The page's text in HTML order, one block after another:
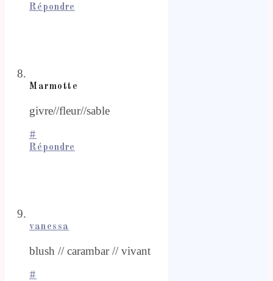
Répondre
Marmotte
givre//fleur//sable
#
Répondre
vanessa
blush // carambar // vivant
#